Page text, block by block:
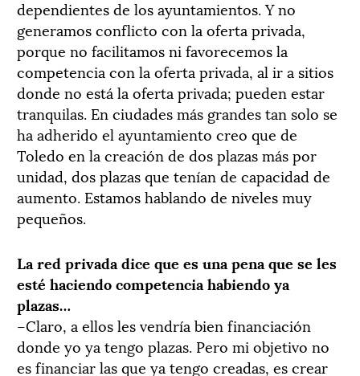
dependientes de los ayuntamientos. Y no
generamos conflicto con la oferta privada,
porque no facilitamos ni favorecemos la
competencia con la oferta privada, al ir a sitios
donde no está la oferta privada; pueden estar
tranquilas. En ciudades más grandes tan solo se
ha adherido el ayuntamiento creo que de
Toledo en la creación de dos plazas más por
unidad, dos plazas que tenían de capacidad de
aumento. Estamos hablando de niveles muy
pequeños.
La red privada dice que es una pena que se les
esté haciendo competencia habiendo ya
plazas…
–Claro, a ellos les vendría bien financiación
donde yo ya tengo plazas. Pero mi objetivo no
es financiar las que ya tengo creadas, es crear